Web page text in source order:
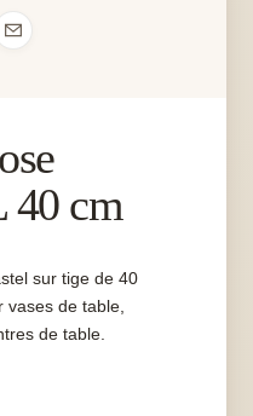
40 cm
sur tige de 40
de table,
de table.